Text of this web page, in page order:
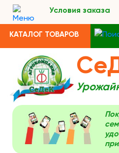
Условия заказа
КАТАЛОГ ТОВАРОВ